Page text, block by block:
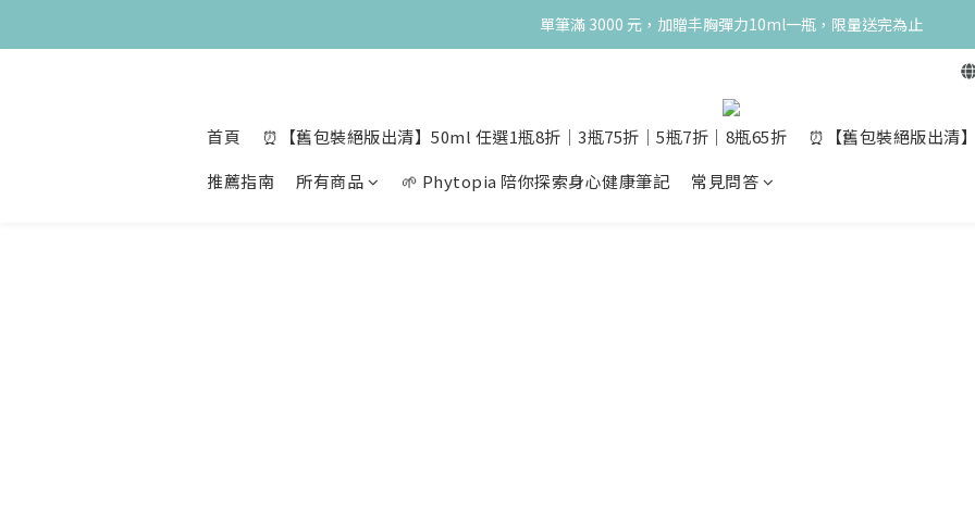
😍 8月慶典！250ml 無痛/深呼吸/橙花開賣！獨享 68 折再送 20ml 隨身瓶，再享超
單筆滿 3000 元，加贈丰胸彈力10ml一瓶，限量送完為止
😍 8月慶典！250ml 無痛/深呼吸/橙花開賣！獨享 68 折再送 20ml 隨身瓶，再享超
首頁 ⏰【舊包裝絕版出清】50ml 任選1瓶8折│3瓶75折│5瓶7折│8瓶65折
⏰【舊包裝絕版出清
推薦指南
所有商品 🌱 Phytopia 陪你探索身心健康筆記 常見問答